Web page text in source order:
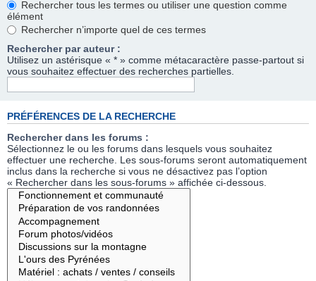
Rechercher tous les termes ou utiliser une question comme
élément
Rechercher n’importe quel de ces termes
Rechercher par auteur :
Utilisez un astérisque « * » comme métacaractère passe-partout si
vous souhaitez effectuer des recherches partielles.
PRÉFÉRENCES DE LA RECHERCHE
Rechercher dans les forums :
Sélectionnez le ou les forums dans lesquels vous souhaitez
effectuer une recherche. Les sous-forums seront automatiquement
inclus dans la recherche si vous ne désactivez pas l’option
« Rechercher dans les sous-forums » affichée ci-dessous.